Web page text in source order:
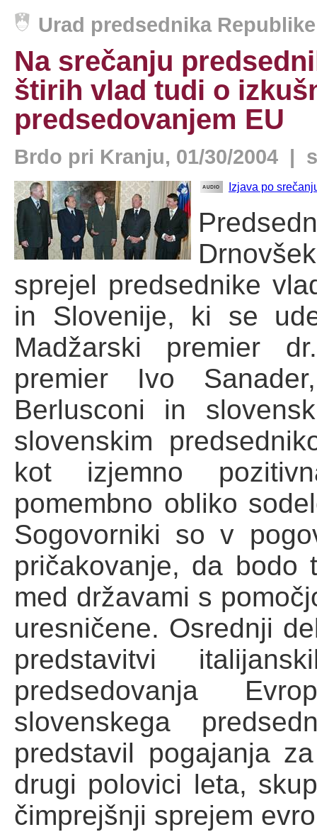
Urad predsednika
Na srečanju
štirih vlad tudi o
predsedovanjem EU
Brdo pri Kranju, 01/30/2004 |
Izjava po
sprejel predsednike
in Slovenije, ki se
Madžarski premier
premier Ivo
Berlusconi in
slovenskim
kot izjemno
pomembno obliko
Sogovorniki so v
pričakovanje, da bodo
med državami s
uresničene. Osrednji
predstavitvi
predsedovanja
slovenskega
predstavil pogajanja
drugi polovici leta,
čimprejšnji sprejem